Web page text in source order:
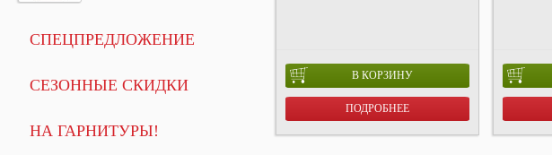
СПЕЦПРЕДЛОЖЕНИЕ
СЕЗОННЫЕ СКИДКИ
НА ГАРНИТУРЫ!
В КОРЗИНУ
ПОДРОБНЕЕ